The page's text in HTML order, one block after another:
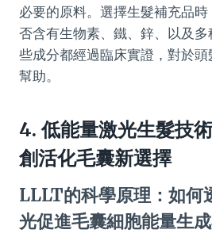
必要的原料。選擇生髮補充品
否含有生物素、鐵、鋅、以及
些成分都經過臨床實證，對於
幫助。
4. 低能量激光生髮技
創活化毛囊新選擇
LLLT的科學原理：如何
光促進毛囊細胞能量生